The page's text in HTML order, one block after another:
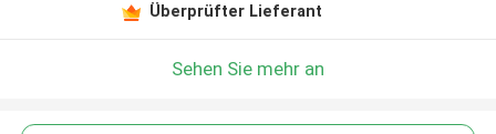
Überprüfter Lieferant
Sehen Sie mehr an